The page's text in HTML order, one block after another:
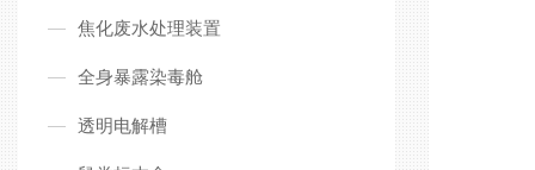
焦化废水处理装置
全身暴露染毒舱
透明电解槽